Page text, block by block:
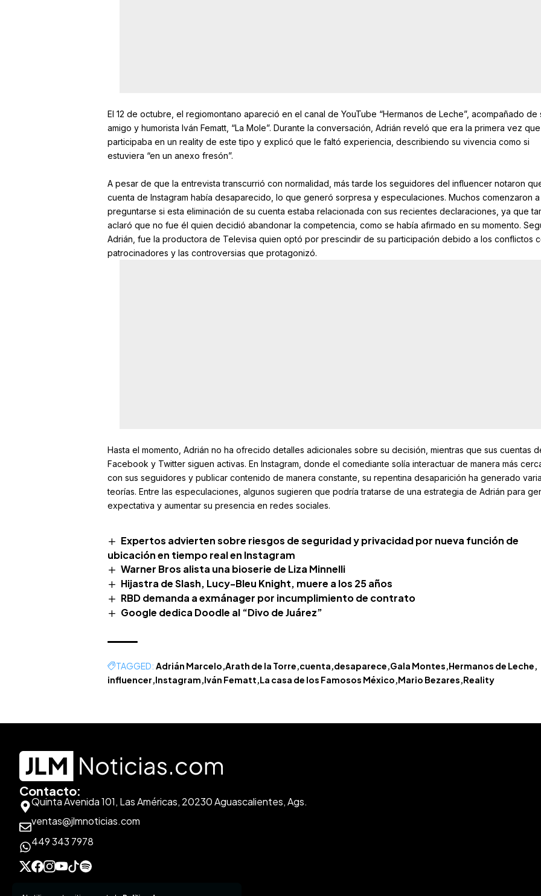
El 12 de octubre, el regiomontano apareció en el canal de YouTube “Hermanos de Leche”, acompañado de
amigo y humorista Iván Fematt, “La Mole”. Durante la conversación, Adrián reveló que era la primera vez que
participaba en un reality de este tipo y explicó que le faltó experiencia, describiendo su vivencia como si
estuviera “en un anexo fresón”.
A pesar de que la entrevista transcurrió con normalidad, más tarde los seguidores del influencer notaron
cuenta de Instagram había desaparecido, lo que generó sorpresa y especulaciones. Muchos comenzaron a
preguntarse si esta eliminación de su cuenta estaba relacionada con sus recientes declaraciones, ya que
aclaró que no fue él quien decidió abandonar la competencia, como se había afirmado en su momento.
Adrián, fue la productora de Televisa quien optó por prescindir de su participación debido a los conflictos
patrocinadores y las controversias que protagonizó.
Hasta el momento, Adrián no ha ofrecido detalles adicionales sobre su decisión, mientras que sus cuentas
Facebook y Twitter siguen activas. En Instagram, donde el comediante solía interactuar de manera más
con sus seguidores y publicar contenido de manera constante, su repentina desaparición ha generado
teorías. Entre las especulaciones, algunos sugieren que podría tratarse de una estrategia de Adrián para
expectativa y aumentar su presencia en redes sociales.
Expertos advierten sobre riesgos de seguridad y privacidad por nueva función de
ubicación en tiempo real en Instagram
Warner Bros alista una bioserie de Liza Minnelli
Hijastra de Slash, Lucy-Bleu Knight, muere a los 25 años
RBD demanda a exmánager por incumplimiento de contrato
Google dedica Doodle al “Divo de Juárez”
TAGGED: Adrián Marcelo Arath de la Torre cuenta desaparece Gala Montes Hermanos de Leche
influencer Instagram Iván Fematt La casa de los Famosos México Mario Bezares Reality
Contacto:
Quinta Avenida 101, Las Américas, 20230 Aguascalientes, Ags.
ventas@jlmnoticias.com
449 343 7978